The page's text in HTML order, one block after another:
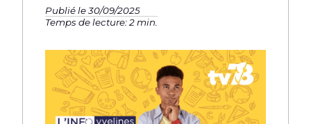
Publié le 30/09/2025
Temps de lecture: 2 min.